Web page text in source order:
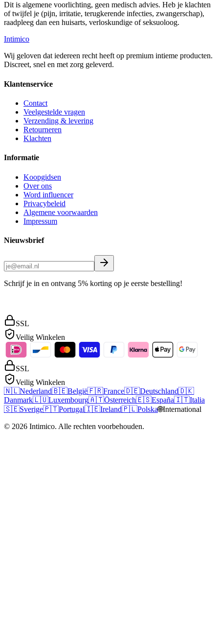
Dit is algemene voorlichting, geen medisch advies. Heb je klachten
of twijfel je (pijn, irritatie, terugkerende infecties, zwangerschap),
raadpleeg dan een huisarts, verloskundige of seksuoloog.
Intimico
Wij geloven dat iedereen recht heeft op premium intieme producten.
Discreet, snel en met zorg geleverd.
Klantenservice
Contact
Veelgestelde vragen
Verzending & levering
Retourneren
Klachten
Informatie
Koopgidsen
Over ons
Word influencer
Privacybeleid
Algemene voorwaarden
Impressum
Nieuwsbrief
Schrijf je in en ontvang 5% korting op je eerste bestelling!
SSL
Veilig Winkelen
SSL
Veilig Winkelen
🇳🇱Nederland🇧🇪België🇫🇷France🇩🇪Deutschland🇩🇰
Danmark🇱🇺Luxembourg🇦🇹Österreich🇪🇸España🇮🇹Italia
🇸🇪Sverige🇵🇹Portugal🇮🇪Ireland🇵🇱Polska🌐International
© 2026 Intimico. Alle rechten voorbehouden.